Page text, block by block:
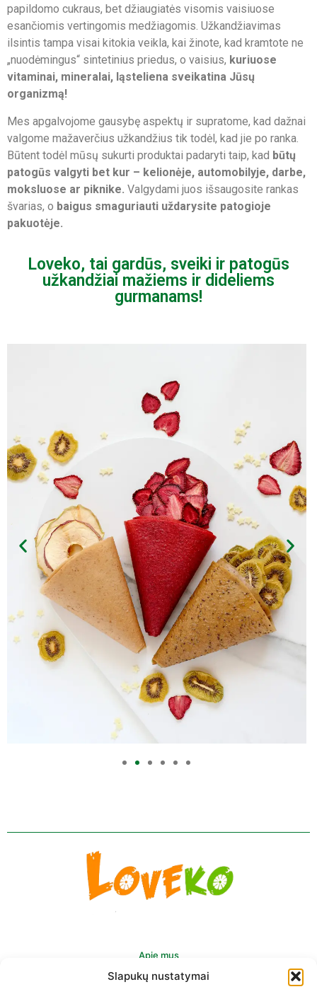
Slapukų nustatymai
papildomo cukraus, bet džiaugiatės visomis vaisiuose
esančiomis vertingomis medžiagomis. Užkandžiavimas
ilsintis tampa visai kitokia veikla, kai žinote, kad kramtote ne
„nuodėmingus“ sintetinius priedus, o vaisius, kuriuose
vitaminai, mineralai, ląsteliena sveikatina Jūsų
organizmą!
Mes apgalvojome gausybę aspektų ir supratome, kad dažnai
valgome mažaverčius užkandžius tik todėl, kad jie po ranka.
Būtent todėl mūsų sukurti produktai padaryti taip, kad būtų
patogūs valgyti bet kur – kelionėje, automobilyje, darbe,
moksluose ar piknike. Valgydami juos išsaugosite rankas
švarias, o baigus smaguriauti uždarysite patogioje
pakuotėje.
Loveko, tai gardūs, sveiki ir patogūs
užkandžiai mažiems ir dideliems
gurmanams!
Apie mus
Pristatymas Europoje